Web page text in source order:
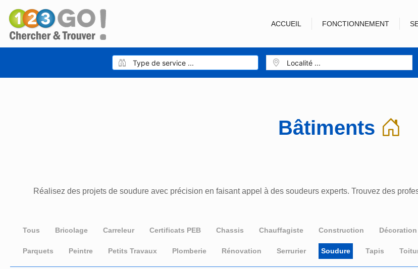
ACCUEIL FONCTIONNEMENT
Bâtiments
Réalisez des projets de soudure avec précision en faisant appel à des soudeurs experts. Trouvez des
Tous Bricolage Carreleur Certificats PEB Chassis Chauffagiste Construction Décoration
Parquets Peintre Petits Travaux Plomberie Rénovation Serrurier Soudure Tapis